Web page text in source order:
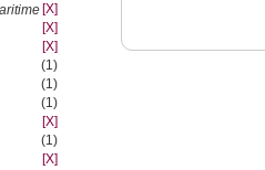
[X]
[X]
[X]
(1)
(1)
(1)
[X]
(1)
[X]